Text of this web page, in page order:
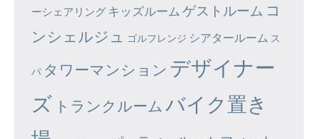
ーシェアリング キッズルーム ゲストルーム コ
ンシェルジュ
ゴルフレンジ シアタールーム ス
パ タワーマンション デザイナー
ズ トランクルーム バイク置き